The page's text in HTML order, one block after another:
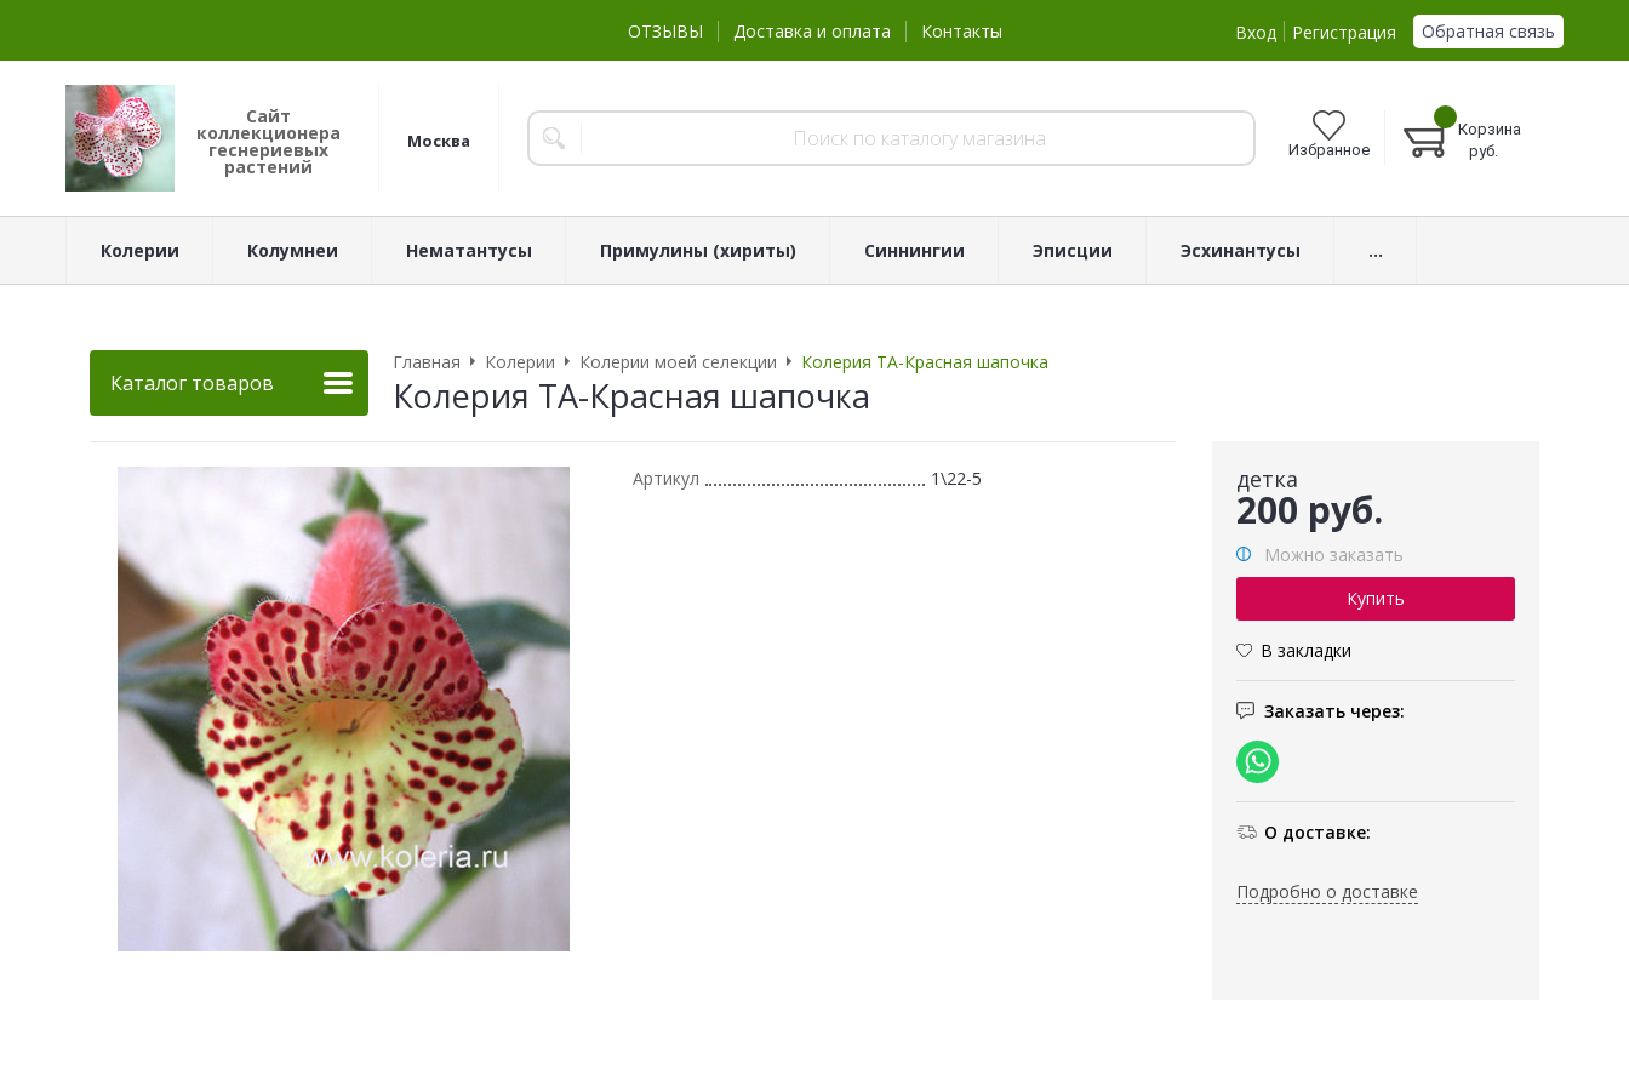
ОТЗЫВЫ Доставка и оплата Контакты Вход Регистрация Обратная связь
Сайт
коллекционера
геснериевых
растений
Москва Избранное
Корзина
руб.
Колерии Колумнеи Нематантусы Примулины (хириты) Синнингии Эписции Эсхинантусы ...
Каталог товаров
Главная Колерии Колерии моей селекции Колерия ТА-Красная шапочка
Колерия ТА-Красная шапочка
детка
200 руб.
Можно заказать
В закладки
Заказать через:
О доставке:
Подробно о доставке
Артикул 1\22-5